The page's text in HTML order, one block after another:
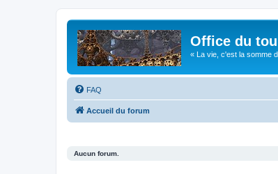
Office du
« La vie, c'est la somme
FAQ
Accueil du forum
Aucun forum.